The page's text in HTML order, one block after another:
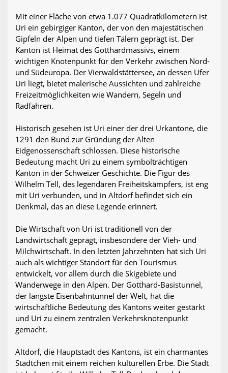
Mit einer Fläche von etwa 1.077 Quadratkilometern ist
Uri ein gebirgiger Kanton, der von den majestätischen
Gipfeln der Alpen und tiefen Tälern geprägt ist. Der
Kanton ist Heimat des Gotthardmassivs, einem
wichtigen Knotenpunkt für den Verkehr zwischen Nord-
und Südeuropa. Der Vierwaldstättersee, an dessen Ufer
Uri liegt, bietet malerische Aussichten und zahlreiche
Freizeitmöglichkeiten wie Wandern, Segeln und
Radfahren.
Historisch gesehen ist Uri einer der drei Urkantone, die
1291 den Bund zur Gründung der Alten
Eidgenossenschaft schlossen. Diese historische
Bedeutung macht Uri zu einem symbolträchtigen
Kanton in der Schweizer Geschichte. Die Figur des
Wilhelm Tell, des legendären Freiheitskämpfers, ist eng
mit Uri verbunden, und in Altdorf befindet sich ein
Denkmal, das an diese Legende erinnert.
Die Wirtschaft von Uri ist traditionell von der
Landwirtschaft geprägt, insbesondere der Vieh- und
Milchwirtschaft. In den letzten Jahrzehnten hat sich Uri
auch als wichtiger Standort für den Tourismus
entwickelt, vor allem durch die Skigebiete und
Wanderwege in den Alpen. Der Gotthard-Basistunnel,
der längste Eisenbahntunnel der Welt, hat die
wirtschaftliche Bedeutung des Kantons weiter gestärkt
und Uri zu einem zentralen Verkehrsknotenpunkt
gemacht.
Altdorf, die Hauptstadt des Kantons, ist ein charmantes
Städtchen mit einem reichen kulturellen Erbe. Die Stadt